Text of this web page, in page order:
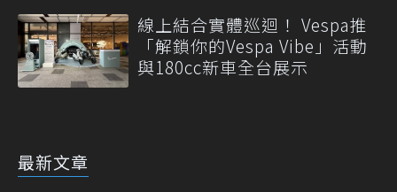
線上結合實體巡迴！ Vespa推
「解鎖你的Vespa Vibe」活動
與180cc新車全台展示
最新文章